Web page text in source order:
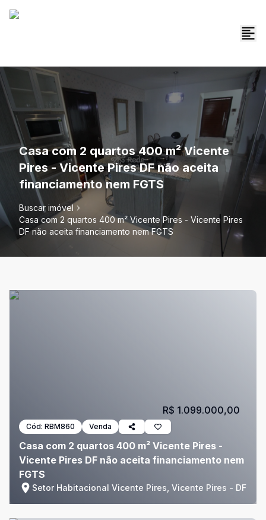
Casa com 2 quartos 400 m² Vicente
Pires - Vicente Pires DF não aceita
financiamento nem FGTS
Buscar imóvel
Casa com 2 quartos 400 m² Vicente Pires - Vicente Pires
DF não aceita financiamento nem FGTS
Cód: RBM860 Venda
Casa com 2 quartos 400 m² Vicente Pires -
Vicente Pires DF não aceita financiamento nem
FGTS
Setor Habitacional Vicente Pires, Vicente Pires - DF
R$ 1.099.000,00